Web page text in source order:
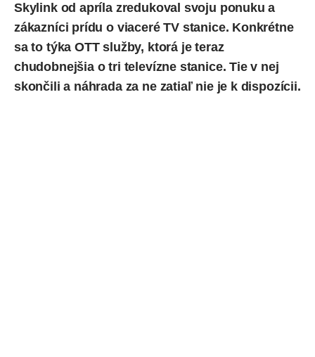
Skylink od apríla zredukoval svoju ponuku a
zákazníci prídu o viaceré TV stanice. Konkrétne
sa to týka OTT služby, ktorá je teraz
chudobnejšia o tri televízne stanice. Tie v nej
skončili a náhrada za ne zatiaľ nie je k dispozícii.